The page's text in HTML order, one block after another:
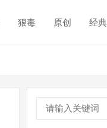
狠毒 原创 经